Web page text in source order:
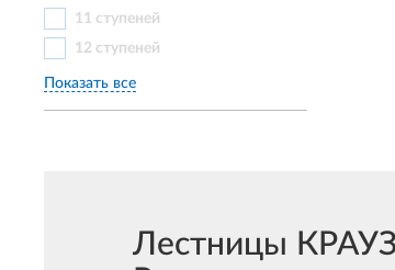
11 ступеней
12 ступеней
Показать все
Лестницы